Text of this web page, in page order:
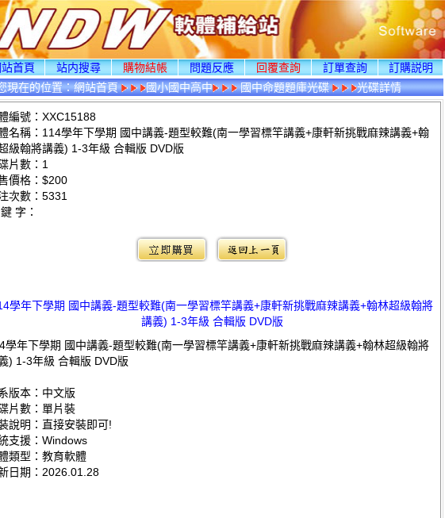
首頁 站内搜尋 購物結帳 問題反應 回覆查詢 訂單查詢
訂購説明
現在的位置：網站首頁 國小國中高中 國中命題題庫光碟 光碟詳情
編號：XXC15188
名稱：114學年下學期 國中講義-題型較難(南一學習標竿講義+康軒新挑戰麻辣講義+翰
級翰將講義) 1-3年級 合輯版 DVD版
片數：1
價格：$200
次數： 5331
字：
學年下學期 國中講義-題型較難(南一學習標竿講義+康軒新挑戰麻辣講義+翰林超級翰將
講義) 1-3年級 合輯版 DVD版
學年下學期 國中講義-題型較難(南一學習標竿講義+康軒新挑戰麻辣講義+翰林超級翰將
) 1-3年級 合輯版 DVD版
版本：中文版
片數：單片裝
說明：直接安裝即可!
支援：Windows
類型：教育軟體
日期：2026.01.28